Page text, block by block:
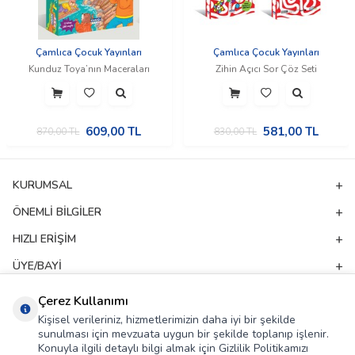
Çamlıca Çocuk Yayınları
Kunduz Toya’nın Maceraları
870,00TL 609,00 TL
Çamlıca Çocuk Yayınları
Zihin Açıcı Sor Çöz Seti
830,00TL 581,00TL
KURUMSAL
ÖNEMLI BILGILER
HIZLI ERIŞIM
ÜYE/BAYI
ADRES & İLETIŞIM
E-Bülten Aboneliği
Çerez Kullanımı
Kişisel verileriniz, hizmetlerimizin daha iyi bir şekilde
sunulması için mevzuata uygun bir şekilde toplanıp işlenir.
Konuyla ilgili detaylı bilgi almak için Gizlilik Politikamızı